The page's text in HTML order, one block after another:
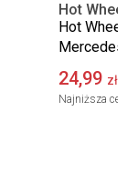
Hot
Hot
Series,
24,99 zł
Najniższa